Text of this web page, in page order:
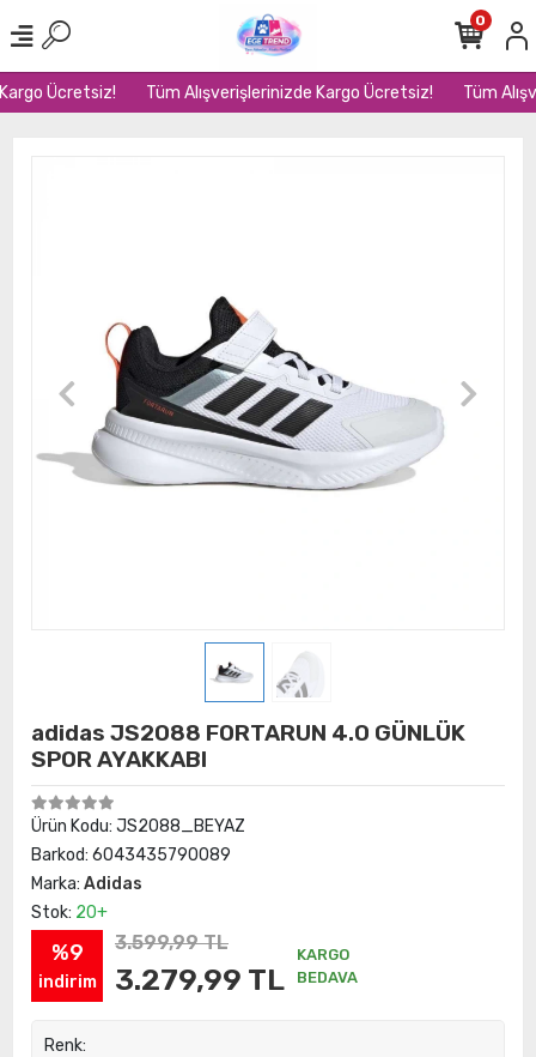
Ücretsiz! Tüm Alışverişlerinizde Kargo Ücretsiz! Tüm
0
adidas JS2088 FORTARUN 4.0 GÜNLÜK
SPOR AYAKKABI
Ürün Kodu: JS2088_BEYAZ
Barkod: 6043435790089
Marka: Adidas
Stok: 20+
%9
indirim
3.599,99 TL
3.279,99 TL
KARGO
BEDAVA
Renk: